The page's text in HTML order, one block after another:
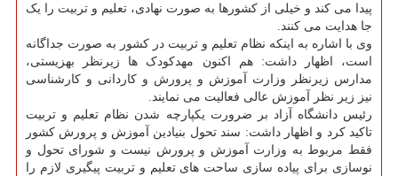
پیدا می کند و خیلی از کشورها به صورت نهادی، تعلیم و تربیت را یک
جا هدایت می کنند.
وی با اشاره به اینکه نظام تعلیم و تربیت در کشور به صورت جداگانه
است، اظهار داشت: هم اکنون مهدکودک ها زیرنظر بهزیستی،
مدارس زیرنظر وزارت آموزش و پرورش و کاردانی و کارشناسی
نیز زیر نظر آموزش عالی فعالیت می نمایند.
رئیس دانشگاه آزاد بر ضرورت یکپارچه شدن نظام تعلیم و تربیت
تاکید کرد و اظهار داشت: سند تحول بنیادین آموزش و پرورش کشور
فقط مربوط به وزارت آموزش و پرورش نیست و شورای تحول و
نوسازی برای پیاده سازی ساحت های تعلیم و تربیت پیگیری لازم را